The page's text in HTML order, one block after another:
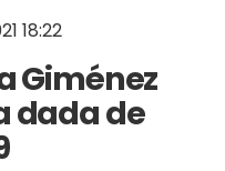
18:22
Giménez
dada de